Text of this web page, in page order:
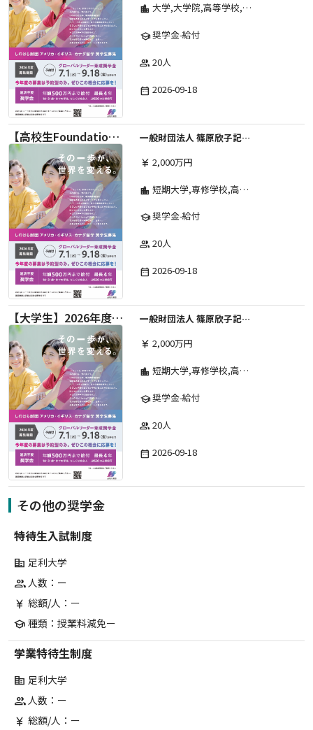
location_city 大学,大学院,高等学校,その他,高等専門学校,専修学校,短期大学
school奨学金-給付
group 20人
date_range 2026-09-18
【高校生Foundation Course 】2026年度 しのはら財団 アメリカ・イギリス・カナダ英語留学奨学金
一般財団法人 篠原欣子記念財団 (海外留学奨学金グループ)
currency_yen 2,000万円
location_city 短期大学,専修学校,高等専門学校,その他,高等学校,大学院,大学
school奨学金-給付
group 20人
date_range 2026-09-18
【大学生】2026年度 しのはら財団 アメリカ・イギリス・カナダ英語留学奨学金
一般財団法人 篠原欣子記念財団 (海外留学奨学金グループ)
currency_yen 2,000万円
location_city 短期大学,専修学校,高等専門学校,その他,高等学校,大学院,大学
school奨学金-給付
group 20人
date_range 2026-09-18
その他の奨学金
特待生入試制度
corporate_fare 足利大学
group人数：ー
currency_yen 総額/人：ー
school 種類：授業料減免ー
学業特待生制度
corporate_fare 足利大学
group人数：ー
currency_yen 総額/人：ー